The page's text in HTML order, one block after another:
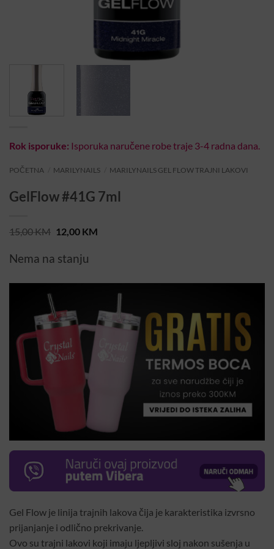
Rok isporuke: Isporuka naručene robe traje 3-4 radna dana.
POČETNA MARILYNAILS MARILYNAILS GEL FLOW TRAJNI LAKOVI
GelFlow #41G 7ml
15,00KM Original
price
15,00 KM.
12,00 KMCurrent
Nema na stanju
Gel Flow je linija trajnih lakova čija je karakteristika izvrsno
prijanjanje i odlično prekrivanje.
Ovo su trajni lakovi koji imaju ljepljivi sloj nakon sušenja u